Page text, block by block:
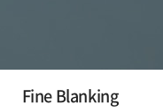
Fine Blanking